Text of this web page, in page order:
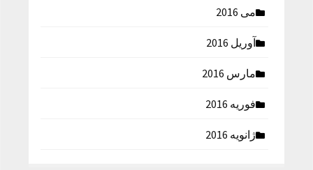
می 2016
آوریل 2016
مارس 2016
فوریه 2016
ژانویه 2016